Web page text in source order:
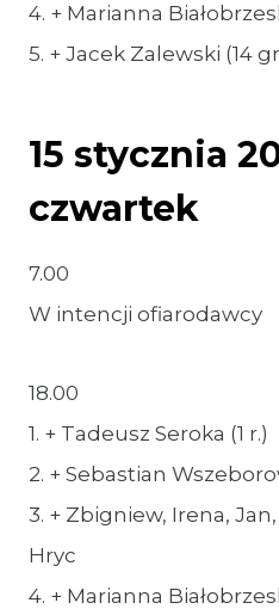
4. + Marianna
5. + Jacek Zalewski (14
15 stycznia
czwartek
7.00
W intencji ofiarodawcy
18.00
1. + Tadeusz Seroka (1 r.)
2. + Sebastian
3. + Zbigniew, Irena,
Hryc
4. + Marianna